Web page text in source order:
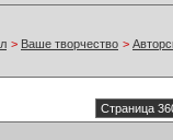
> Ваше творчество >
Страница